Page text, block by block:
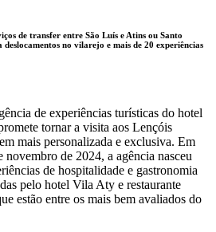
de transfer entre São Luís e Atins ou Santo
no vilarejo e mais de 20 experiências
de experiências turísticas do hotel
tornar a visita aos Lençóis
mais personalizada e exclusiva. Em
de 2024, a agência nasceu
de hospitalidade e gastronomia
pelo hotel Vila Aty e restaurante
estão entre os mais bem avaliados do